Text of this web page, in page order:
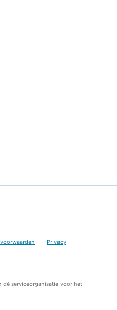
Privacy
dé serviceorganisatie voor het